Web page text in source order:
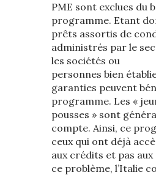
PME sont exclues du
programme. Etant
prêts assortis de
administrés par le
les sociétés ou
personnes bien
garanties peuvent
programme. Les «
pousses » sont
compte. Ainsi, ce
ceux qui ont déjà
aux crédits et pas
ce problème, l’Italie